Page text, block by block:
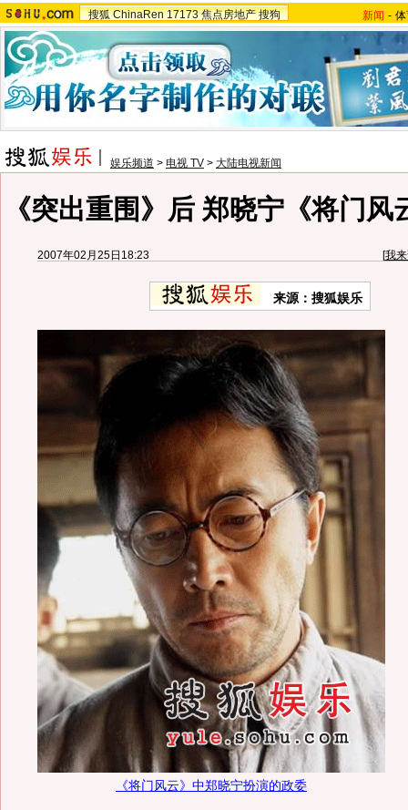
搜狐 ChinaRen 17173 焦点房地产 搜狗 新闻 -
娱乐频道 > 电视 TV > 大陆电视新闻
《突出重围》后 郑晓宁《将门风
2007年02月25日18:23 [我
来源：搜狐娱乐
《将门风云》中郑晓宁扮演的政委